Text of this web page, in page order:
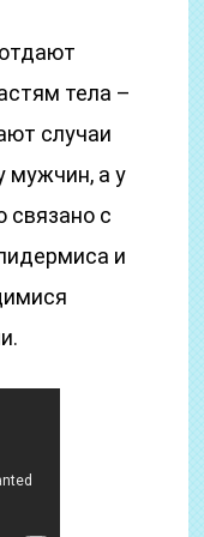
тела –
случаи
мужчин, а у
с
и